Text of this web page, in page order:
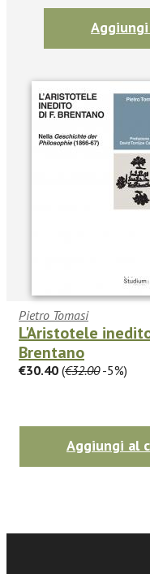
Pietro Tomasi
L'Aristotele
Brentano
€30.40 (€32.00-5%)
Aggiungi al